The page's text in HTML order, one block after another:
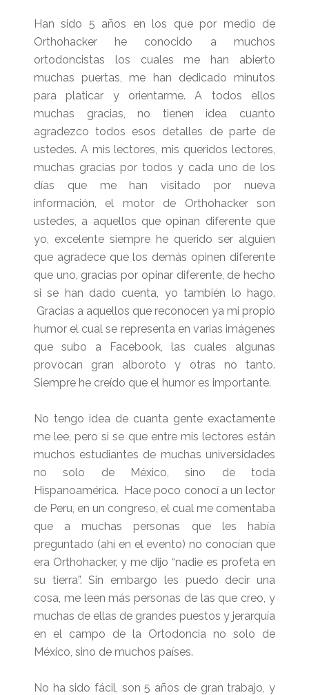
Han sido 5 años en los que por medio de
Orthohacker he conocido a muchos
ortodoncistas los cuales me han abierto
muchas puertas, me han dedicado minutos
para platicar y orientarme. A todos ellos
muchas gracias, no tienen idea cuanto
agradezco todos esos detalles de parte de
ustedes. A mis lectores, mis queridos lectores,
muchas gracias por todos y cada uno de los
días que me han visitado por nueva
información, el motor de Orthohacker son
ustedes, a aquellos que opinan diferente que
yo, excelente siempre he querido ser alguien
que agradece que los demás opinen diferente
que uno, gracias por opinar diferente, de hecho
si se han dado cuenta, yo también lo hago.
Gracias a aquellos que reconocen ya mi propio
humor el cual se representa en varias imágenes
que subo a Facebook, las cuales algunas
provocan gran alboroto y otras no tanto.
Siempre he creído que el humor es importante.
No tengo idea de cuanta gente exactamente
me lee, pero si se que entre mis lectores están
muchos estudiantes de muchas universidades
no solo de México, sino de toda
Hispanoamérica. Hace poco conocí a un lector
de Peru, en un congreso, el cual me comentaba
que a muchas personas que les había
preguntado (ahí en el evento) no conocían que
era Orthohacker, y me dijo “nadie es profeta en
su tierra”. Sin embargo les puedo decir una
cosa, me leen más personas de las que creo, y
muchas de ellas de grandes puestos y jerarquía
en el campo de la Ortodoncia no solo de
México, sino de muchos países.
No ha sido fácil, son 5 años de gran trabajo, y